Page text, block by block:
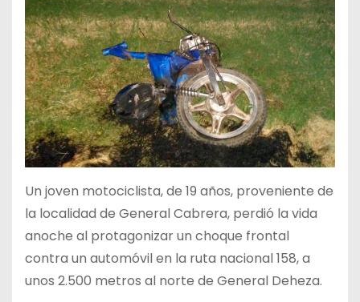
Un joven motociclista, de 19 años, proveniente de
la localidad de General Cabrera, perdió la vida
anoche al protagonizar un choque frontal
contra un automóvil en la ruta nacional 158, a
unos 2.500 metros al norte de General Deheza.